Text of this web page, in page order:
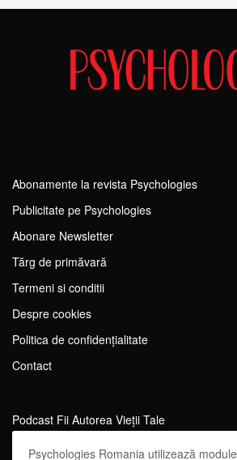
Abonamente la revista Psychologies
Publicitate pe Psychologies
Abonare Newsletter
Tărg de primăvară
Termeni si conditii
Despre cookies
Politica de confidențialitate
Contact
Podcast Fii Autorea Vieții Tale
Evenimente Fii Autoarea Vieții Tale!
Psychologies Romania utilizează module